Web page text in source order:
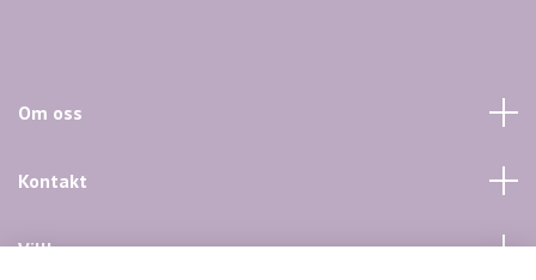
Om oss
Kontakt
Villkor mm